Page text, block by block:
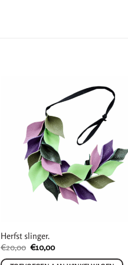
Herfst slinger.
€20,00 Oorspronkelijke
prijs
€10,00Huidige